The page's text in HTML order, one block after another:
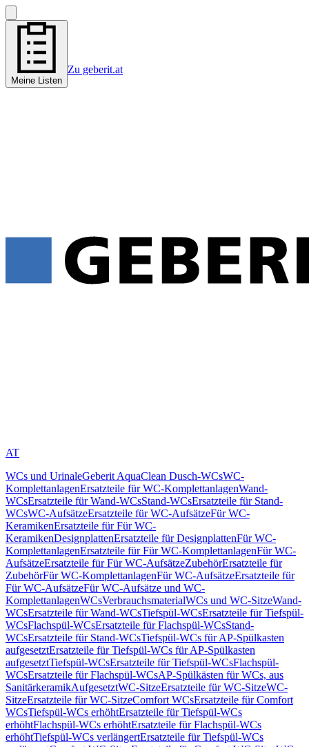
Meine Listen
Zu geberit.at
AT
WCs und UrinaleGeberit AquaClean Dusch-WCsWC-
KomplettanlagenErsatzteile für WC-KomplettanlagenWand-
WCsErsatzteile für Wand-WCsStand-WCsErsatzteile für Stand-
WCsWC-AufsätzeErsatzteile für WC-AufsätzeFür WC-
KeramikenErsatzteile für Für WC-
KeramikenDesignplattenErsatzteile für DesignplattenFür WC-
KomplettanlagenErsatzteile für Für WC-KomplettanlagenFür WC-
AufsätzeErsatzteile für Für WC-AufsätzeZubehörErsatzteile für
ZubehörFür WC-KomplettanlagenFür WC-AufsätzeErsatzteile für
Für WC-AufsätzeFür WC-Aufsätze und WC-
KomplettanlagenWCsVerbrauchsmaterialWCs und WC-SitzeWand-
WCsErsatzteile für Wand-WCsTiefspül-WCsErsatzteile für Tiefspül-
WCsFlachspül-WCsErsatzteile für Flachspül-WCsStand-
WCsErsatzteile für Stand-WCsTiefspül-WCs für AP-Spülkasten
aufgesetztErsatzteile für Tiefspül-WCs für AP-Spülkasten
aufgesetztTiefspül-WCsErsatzteile für Tiefspül-WCsFlachspül-
WCsErsatzteile für Flachspül-WCsAP-Spülkästen für WCs, aus
SanitärkeramikAufgesetztWC-SitzeErsatzteile für WC-SitzeWC-
SitzeErsatzteile für WC-SitzeComfort WCsErsatzteile für Comfort
WCsTiefspül-WCs erhöhtErsatzteile für Tiefspül-WCs
erhöhtFlachspül-WCs erhöhtErsatzteile für Flachspül-WCs
erhöhtTiefspül-WCs verlängertErsatzteile für Tiefspül-WCs